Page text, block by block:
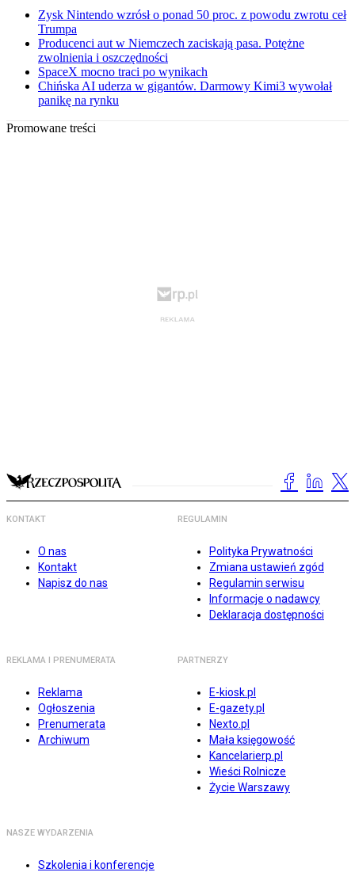
Zysk Nintendo wzrósł o ponad 50 proc. z powodu zwrotu ceł
Trumpa
Producenci aut w Niemczech zaciskają pasa. Potężne
zwolnienia i oszczędności
SpaceX mocno traci po wynikach
Chińska AI uderza w gigantów. Darmowy Kimi3 wywołał
panikę na rynku
Promowane treści
KONTAKT
O nas
Kontakt
Napisz do nas
REGULAMIN
Polityka Prywatności
Zmiana ustawień zgód
Regulamin serwisu
Informacje o nadawcy
Deklaracja dostępności
REKLAMA I PRENUMERATA
Reklama
Ogłoszenia
Prenumerata
Archiwum
PARTNERZY
E-kiosk.pl
E-gazety.pl
Nexto.pl
Mała księgowość
Kancelarierp.pl
Wieści Rolnicze
Życie Warszawy
NASZE WYDARZENIA
Szkolenia i konferencje